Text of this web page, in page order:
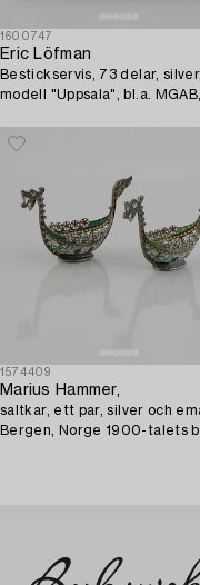
1600747
Eric Löfman
Bestickservis, 73 delar, silver,
modell "Uppsala", bl.a. MGAB,
1574409
Marius Hammer,
saltkar, ett par, silver och
Bergen, Norge 1900-talets